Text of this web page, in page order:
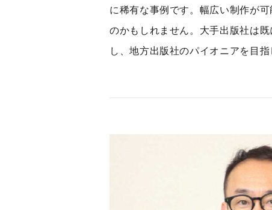
に稀有な事例です。幅広い制作が
のかもしれません。大手出版社は
し、地方出版社のパイオニアを目指